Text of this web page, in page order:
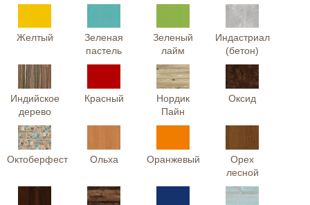
Желтый
Зеленая
пастель
Зеленый
лайм
Индастриал
(бетон)
Индийское
дерево
Красный
Нордик
Пайн
Оксид
Октоберфест Ольха Оранжевый
Орех
лесной